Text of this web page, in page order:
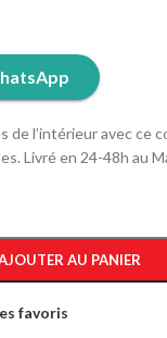
de l’intérieur avec ce
Livré en 24-48h au
AU PANIER
favoris